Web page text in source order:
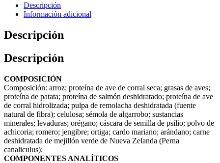
Descripción
Información adicional
Descripción
Descripción
COMPOSICIÓN
Composición: arroz; proteína de ave de corral seca; grasas de aves;
proteína de patata; proteína de salmón deshidratado; proteína de ave
de corral hidrolizada; pulpa de remolacha deshidratada (fuente
natural de fibra); celulosa; sémola de algarrobo; sustancias
minerales; levaduras; orégano; cáscara de semilla de psilio; polvo de
achicoria; romero; jengibre; ortiga; cardo mariano; arándano; carne
deshidratada de mejillón verde de Nueva Zelanda (Perna
canaliculus);
COMPONENTES ANALÍTICOS